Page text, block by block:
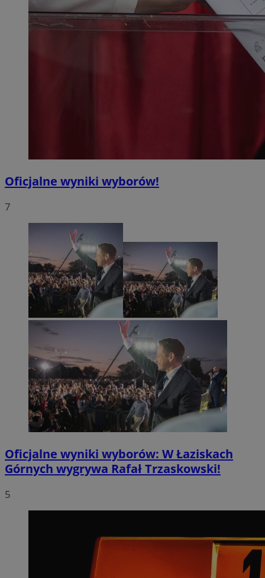
Oficjalne wyniki wyborów!
7
Oficjalne wyniki wyborów: W Łaziskach
Górnych wygrywa Rafał Trzaskowski!
5